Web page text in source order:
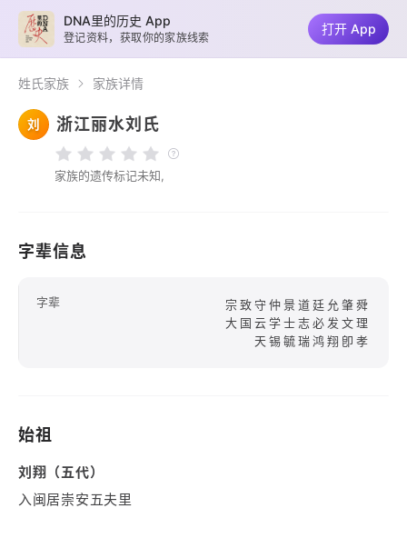
姓氏家族 家族详情
刘 浙江丽水刘氏
家族的遗传标记未知,
字辈信息
字辈
宗致守仲景道廷允肇舜
大国云学士志必发文理
天锡毓瑞鸿翔卽孝
始祖
刘翔（五代）
入闽居崇安五夫里
DNA里的历史 App
登记资料，获取你的家族线索
打开 App